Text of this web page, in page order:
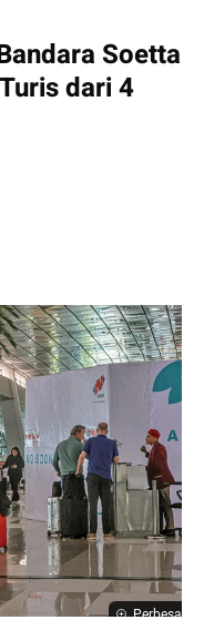
Soetta
dari 4
Perbesar